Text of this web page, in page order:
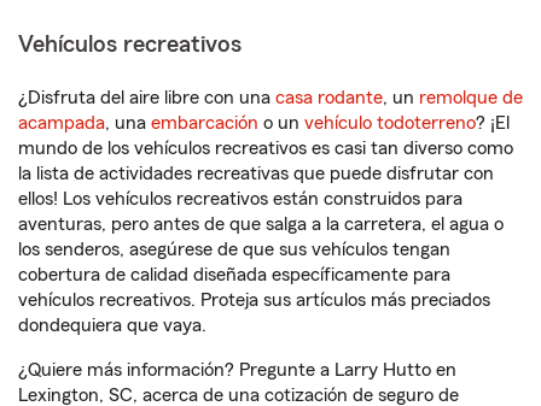
Vehículos recreativos
¿Disfruta del aire libre con una casa rodante, un remolque de
acampada, una embarcación o un vehículo todoterreno? ¡El
mundo de los vehículos recreativos es casi tan diverso como
la lista de actividades recreativas que puede disfrutar con
ellos! Los vehículos recreativos están construidos para
aventuras, pero antes de que salga a la carretera, el agua o
los senderos, asegúrese de que sus vehículos tengan
cobertura de calidad diseñada específicamente para
vehículos recreativos. Proteja sus artículos más preciados
dondequiera que vaya.
¿Quiere más información? Pregunte a Larry Hutto en
Lexington, SC, acerca de una cotización de seguro de